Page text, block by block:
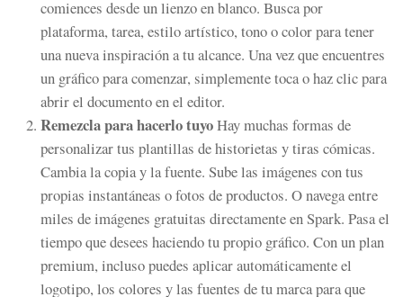
comiences desde un lienzo en blanco. Busca por
plataforma, tarea, estilo artístico, tono o color para tener
una nueva inspiración a tu alcance. Una vez que encuentres
un gráfico para comenzar, simplemente toca o haz clic para
abrir el documento en el editor.
Remezcla para hacerlo tuyoHay muchas formas de
personalizar tus plantillas de historietas y tiras cómicas.
Cambia la copia y la fuente. Sube las imágenes con tus
propias instantáneas o fotos de productos. O navega entre
miles de imágenes gratuitas directamente en Spark. Pasa el
tiempo que desees haciendo tu propio gráfico. Con un plan
premium, incluso puedes aplicar automáticamente el
logotipo, los colores y las fuentes de tu marca para que